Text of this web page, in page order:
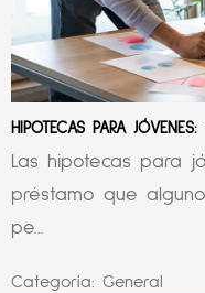
HIPOTECAS PARA
Las hipotecas para
préstamo que
pe...
Categoría: General